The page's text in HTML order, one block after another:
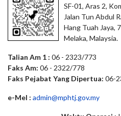
SF-01, Aras 2,
Jalan Tun Abdul
Hang Tuah Jaya,
Melaka, Malaysia.
Talian Am 1 : 06 - 2323/773
Faks Am: 06 - 2322/778
Faks Pejabat Yang Dipertua: 06-
e-Mel : admin@mphtj.gov.my